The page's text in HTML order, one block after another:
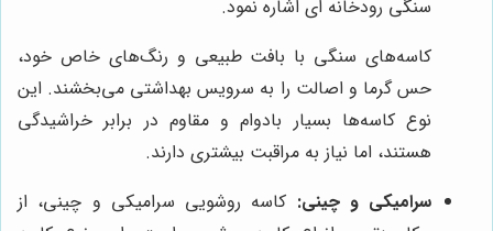
سنگی رودخانه ای اشاره نمود.
کاسه‌های سنگی با بافت طبیعی و رنگ‌های خاص خود،
حس گرما و اصالت را به سرویس بهداشتی می‌بخشند. این
نوع کاسه‌ها بسیار بادوام و مقاوم در برابر خراشیدگی
هستند، اما نیاز به مراقبت بیشتری دارند.
سرامیکی و چینی: کاسه روشویی سرامیکی و چینی، از